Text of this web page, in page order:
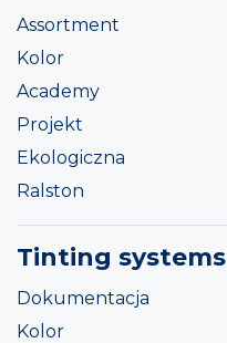
Assortment
Kolor
Academy
Projekt
Ekologiczna
Ralston
Tinting systems
Dokumentacja
Kolor